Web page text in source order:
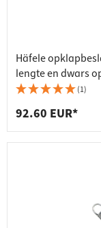
Häfele
lengte en dwars
bedkasten
(1)
92.60 EUR*